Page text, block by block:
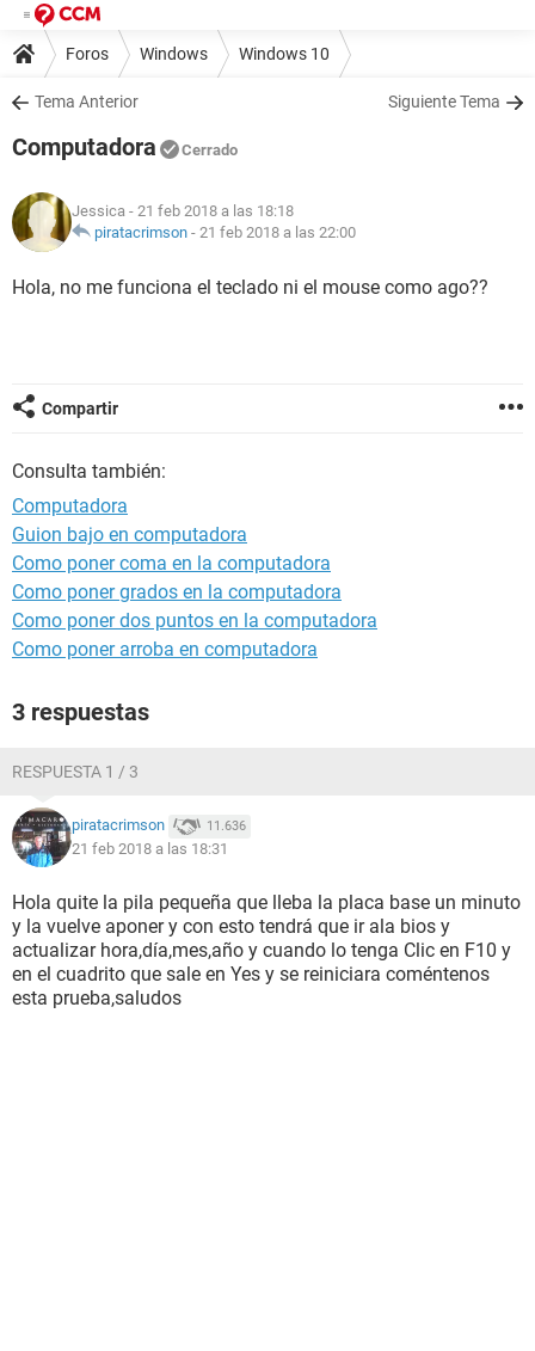
Foros Windows Windows 10
Tema Anterior Siguiente Tema
Computadora Cerrado
Jessica - 21 feb 2018 a las 18:18
piratacrimson - 21 feb 2018 a las 22:00
Hola, no me funciona el teclado ni el mouse como ago??
Compartir
Consulta también:
Computadora
Guion bajo en computadora
Como poner coma en la computadora
Como poner grados en la computadora
Como poner dos puntos en la computadora
Como poner arroba en computadora
3 respuestas
RESPUESTA 1 / 3
piratacrimson 11.636
21 feb 2018 a las 18:31
Hola quite la pila pequeña que lleba la placa base un minuto
y la vuelve aponer y con esto tendrá que ir ala bios y
actualizar hora,día,mes,año y cuando lo tenga Clic en F10 y
en el cuadrito que sale en Yes y se reiniciara coméntenos
esta prueba,saludos